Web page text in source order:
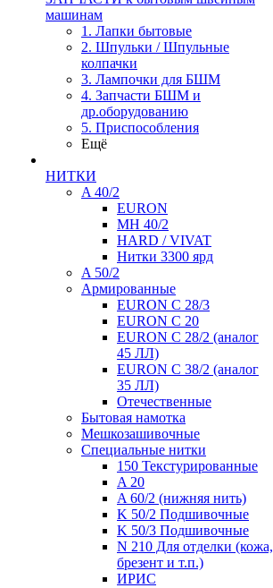
машинам
1. Лапки бытовые
2. Шпульки / Шпульные
колпачки
3. Лампочки для БШМ
4. Запчасти БШМ и
др.оборудованию
5. Приспособления
Ещё
НИТКИ
A 40/2
EURON
MH 40/2
HARD / VIVAT
Нитки 3300 ярд
A 50/2
Армированные
EURON C 28/3
EURON C 20
EURON C 28/2 (аналог
45 ЛЛ)
EURON C 38/2 (аналог
35 ЛЛ)
Отечественные
Бытовая намотка
Мешкозашивочные
Специальные нитки
150 Текстурированные
A 20
A 60/2 (нижняя нить)
K 50/2 Подшивочные
K 50/3 Подшивочные
N 210 Для отделки (кожа,
брезент и т.п.)
ИРИС